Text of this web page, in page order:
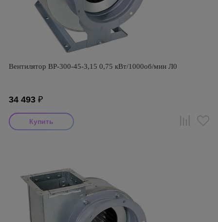
Вентилятор ВР-300-45-3,15 0,75 кВт/1000об/мин Л0
34 493 ₽